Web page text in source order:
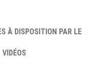
À DISPOSITION PAR LE
VIDÉOS